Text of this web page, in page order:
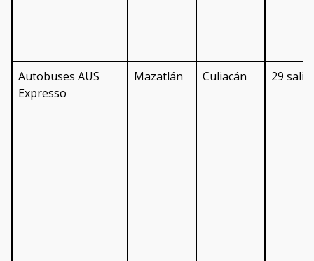
Autobuses AUS
Expresso
Mazatlán Culiacán 29